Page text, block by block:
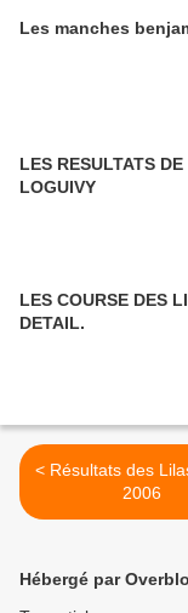
Les manches
LES RESULTATS
LOGUIVY
LES COURSE DES
DETAIL.
< Résultats des Lilas Blancs
2006
Hébergé par